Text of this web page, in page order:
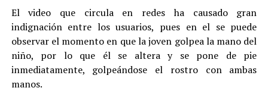
El video que circula en redes ha causado gran
indignación entre los usuarios, pues en el se puede
observar el momento en que la joven golpea la mano del
niño, por lo que él se altera y se pone de pie
inmediatamente, golpeándose el rostro con ambas
manos.